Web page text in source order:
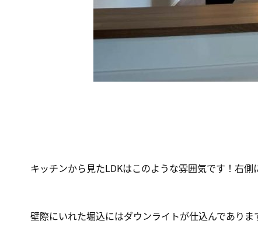
キッチンから見たLDKはこのような雰囲気です！右
壁際にいれた堀込にはダウンライトが仕込んでありま